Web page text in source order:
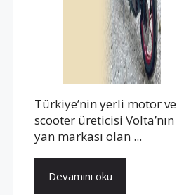
Türkiye’nin yerli motor ve
scooter üreticisi Volta’nın
yan markası olan ...
Devamını oku